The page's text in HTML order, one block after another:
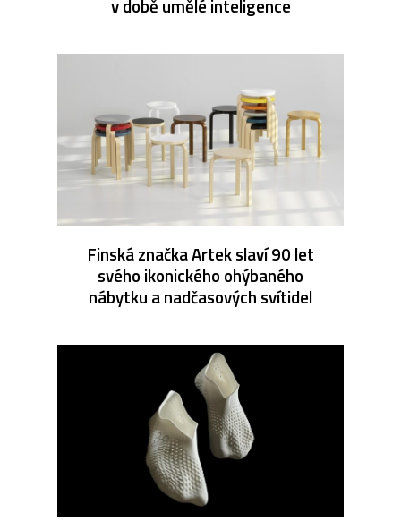
v době umělé inteligence
Finská značka Artek slaví 90 let
svého ikonického ohýbaného
nábytku a nadčasových svítidel